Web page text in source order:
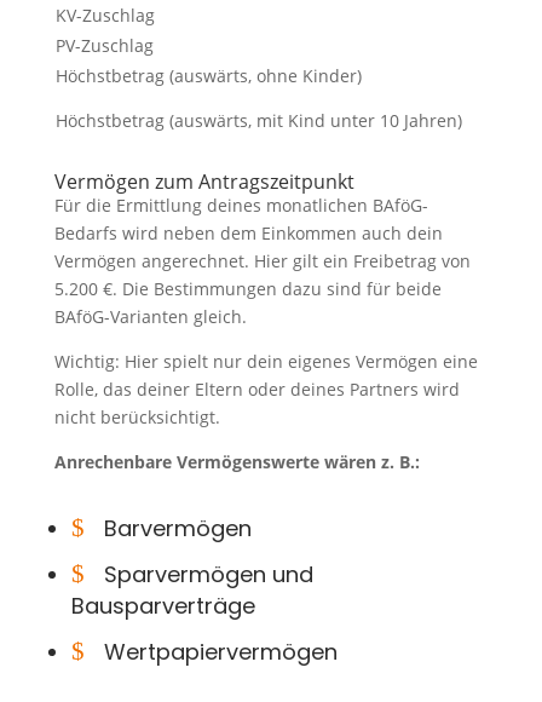
KV-Zuschlag
PV-Zuschlag
Höchstbetrag (auswärts, ohne Kinder)
Höchstbetrag (auswärts, mit Kind unter 10 Jahren)
Vermögen zum Antragszeitpunkt
Für die Ermittlung deines monatlichen BAföG-
Bedarfs wird neben dem Einkommen auch dein
Vermögen angerechnet. Hier gilt ein Freibetrag von
5.200 €. Die Bestimmungen dazu sind für beide
BAföG-Varianten gleich.
Wichtig: Hier spielt nur dein eigenes Vermögen eine
Rolle, das deiner Eltern oder deines Partners wird
nicht berücksichtigt.
Anrechenbare Vermögenswerte wären z. B.:
$ Barvermögen
$
Sparvermögen und
Bausparverträge
$ Wertpapiervermögen